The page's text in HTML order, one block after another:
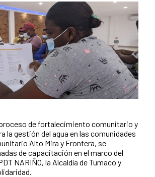
de fortalecimiento comunitario y
la gestión del agua en las comunidades
Alto Mira y Frontera, se
de capacitación en el marco del
NARIÑO, la Alcaldía de Tumaco y